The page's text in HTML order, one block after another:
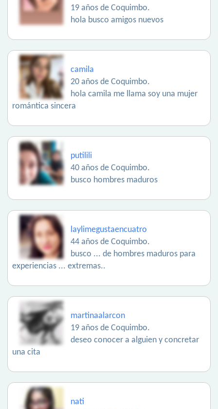
19 años de Coquimbo.
hola busco amigos nuevos
camila
20 años de Coquimbo.
hola camila me llama soy una mujer
romántica sincera
putilili
40 años de Coquimbo.
busco hombres maduros
laylimegustaencuatro
44 años de Coquimbo.
busco ... de hombres maduros para
experiencias ... extremas..
martinaalarcon
19 años de Coquimbo.
deseo conocer a alguien y concretar
una cita
nati